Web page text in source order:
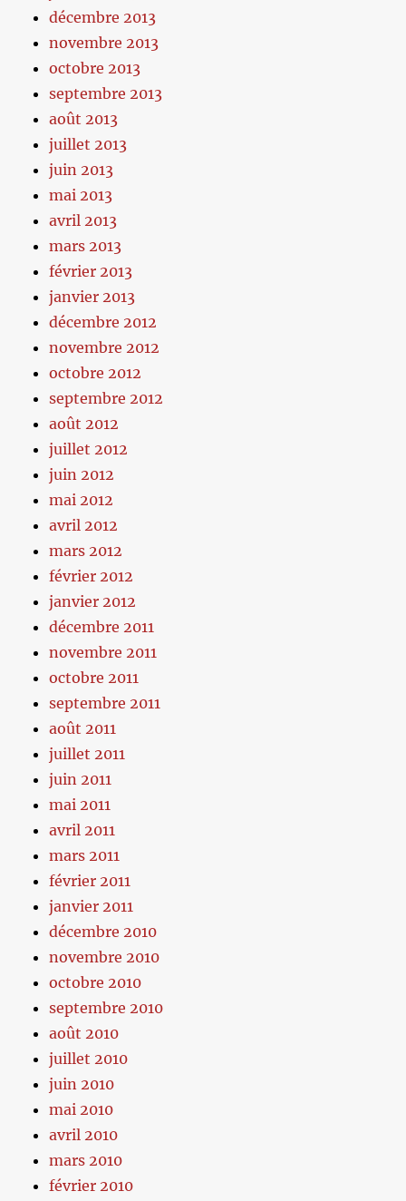
décembre 2013
novembre 2013
octobre 2013
septembre 2013
août 2013
juillet 2013
juin 2013
mai 2013
avril 2013
mars 2013
février 2013
janvier 2013
décembre 2012
novembre 2012
octobre 2012
septembre 2012
août 2012
juillet 2012
juin 2012
mai 2012
avril 2012
mars 2012
février 2012
janvier 2012
décembre 2011
novembre 2011
octobre 2011
septembre 2011
août 2011
juillet 2011
juin 2011
mai 2011
avril 2011
mars 2011
février 2011
janvier 2011
décembre 2010
novembre 2010
octobre 2010
septembre 2010
août 2010
juillet 2010
juin 2010
mai 2010
avril 2010
mars 2010
février 2010